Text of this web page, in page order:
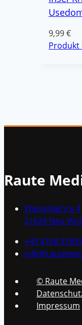
9,99€
Produkt
Raute
Wiesenkehre 4
21629 Neu
+49 4168
© Raute
Impressum